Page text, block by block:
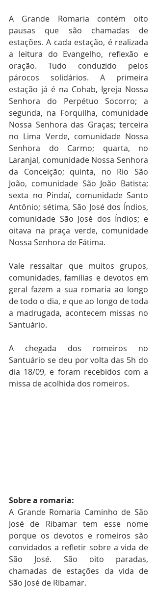
A Grande Romaria contém oito
pausas que são chamadas de
estações. A cada estação, é realizada
a leitura do Evangelho, reflexão e
oração. Tudo conduzido pelos
párocos solidários. A primeira
estação já é na Cohab, Igreja Nossa
Senhora do Perpétuo Socorro; a
segunda, na Forquilha, comunidade
Nossa Senhora das Graças; terceira
no Lima Verde, comunidade Nossa
Senhora do Carmo; quarta, no
Laranjal, comunidade Nossa Senhora
da Conceição; quinta, no Rio São
João, comunidade São João Batista;
sexta no Pindaí, comunidade Santo
Antônio; sétima, São José dos Índios,
comunidade São José dos Índios; e
oitava na praça verde, comunidade
Nossa Senhora de Fátima.
Vale ressaltar que muitos grupos,
comunidades, famílias e devotos em
geral fazem a sua romaria ao longo
de todo o dia, e que ao longo de toda
a madrugada, acontecem missas no
Santuário.
A chegada dos romeiros no
Santuário se deu por volta das 5h do
dia 18/09, e foram recebidos com a
missa de acolhida dos romeiros.
Sobre a romaria:
A Grande Romaria Caminho de São
José de Ribamar tem esse nome
porque os devotos e romeiros são
convidados a refletir sobre a vida de
São José. São oito paradas,
chamadas de estações da vida de
São José de Ribamar.